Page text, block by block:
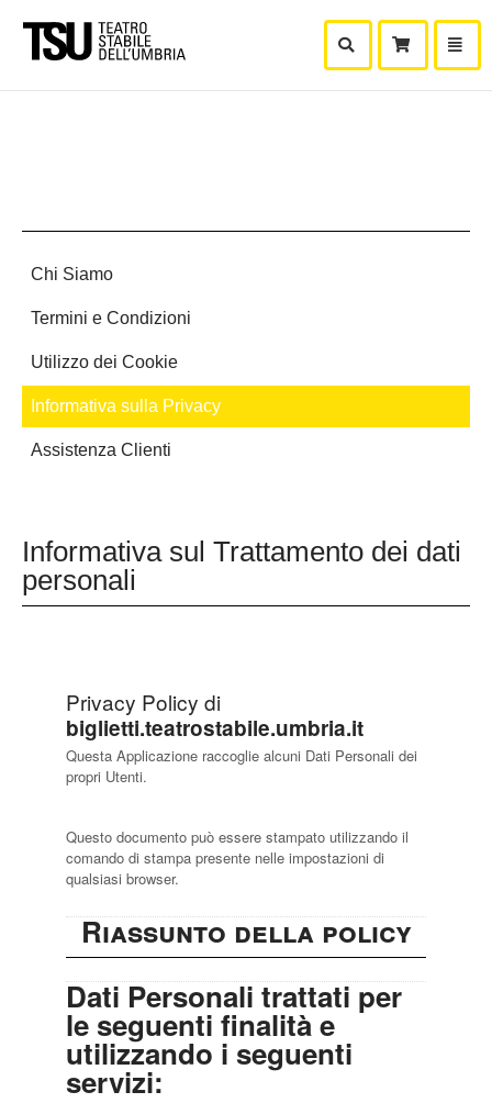
Mostra Ricerca
Chi Siamo
Termini e Condizioni
Utilizzo dei Cookie
Informativa sulla Privacy
Assistenza Clienti
Informativa sul Trattamento dei dati
personali
Privacy Policy di
biglietti.teatrostabile.umbria.it
Questa Applicazione raccoglie alcuni Dati Personali dei
propri Utenti.
Questo documento può essere stampato utilizzando il
comando di stampa presente nelle impostazioni di
qualsiasi browser.
Riassunto della policy
Dati Personali trattati per
le seguenti finalità e
utilizzando i seguenti
servizi: